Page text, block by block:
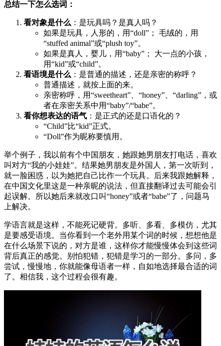
总结一下怎么选词：
看对象是什么 ：是玩具吗？是真人吗？
如果是玩具，人形的，用“doll”； 毛绒的，用
“stuffed animal”或“plush toy”。
如果是真人，婴儿，用“baby”； 大一点的小孩，
用“kid”或“child”。
看语境是什么 ：是普通的描述，还是亲密的称呼？
普通描述，就按上面的来。
亲密称呼，用“sweetheart”、“honey”、“darling”，或
者在亲密关系中用“baby”/“babe”。
看你想表达的语气 ：是正式的还是口语化的？
“Child”比“kid”正式。
“Doll”作为昵称要慎用。
举个例子，我以前有个中国朋友，她跟她男朋友打电话，喜欢
叫对方“我的小娃娃”。结果她男朋友是外国人，第一次听到，
就一脸困惑，以为她把自己比作一个玩具。后来我跟她解释，
在中国文化里这是一种亲昵的说法，但直接翻译过去可能会引
起误解。所以她后来就改口叫“honey”或者“babe”了，问题马
上解决。
学语言就是这样，不能死记硬背。多听、多看、多模仿，尤其
是要感受语境。当你看到一个老外用某个词的时候，想想他是
在什么场景下说的，对方是谁，这样你才能慢慢体会到这些词
背后真正的感觉。别怕犯错，犯错是学习的一部分。多问，多
尝试，慢慢地，你就能像母语者一样，自如地选择最合适的词
了。相信我，这个过程会很有趣。